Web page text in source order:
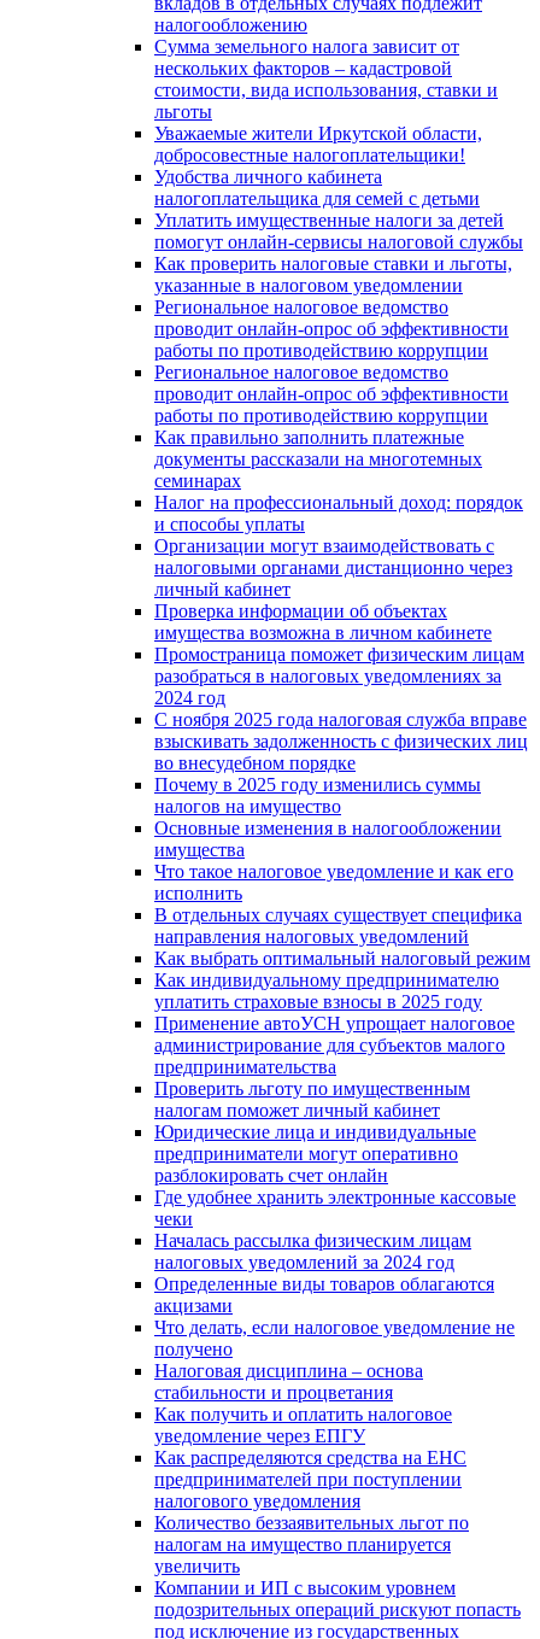
налогообложению
Сумма земельного налога зависит от
нескольких факторов – кадастровой
стоимости, вида использования, ставки и
льготы
Уважаемые жители Иркутской области,
добросовестные налогоплательщики!
Удобства личного кабинета
налогоплательщика для семей с детьми
Уплатить имущественные налоги за детей
помогут онлайн-сервисы налоговой службы
Как проверить налоговые ставки и льготы,
указанные в налоговом уведомлении
Региональное налоговое ведомство
проводит онлайн-опрос об эффективности
работы по противодействию коррупции
Региональное налоговое ведомство
проводит онлайн-опрос об эффективности
работы по противодействию коррупции
Как правильно заполнить платежные
документы рассказали на многотемных
семинарах
Налог на профессиональный доход: порядок
и способы уплаты
Организации могут взаимодействовать c
налоговыми органами дистанционно через
личный кабинет
Проверка информации об объектах
имущества возможна в личном кабинете
Промостраница поможет физическим лицам
разобраться в налоговых уведомлениях за
2024 год
С ноября 2025 года налоговая служба вправе
взыскивать задолженность с физических лиц
во внесудебном порядке
Почему в 2025 году изменились суммы
налогов на имущество
Основные изменения в налогообложении
имущества
Что такое налоговое уведомление и как его
исполнить
В отдельных случаях существует специфика
направления налоговых уведомлений
Как выбрать оптимальный налоговый режим
Как индивидуальному предпринимателю
уплатить страховые взносы в 2025 году
Применение автоУСН упрощает налоговое
администрирование для субъектов малого
предпринимательства
Проверить льготу по имущественным
налогам поможет личный кабинет
Юридические лица и индивидуальные
предприниматели могут оперативно
разблокировать счет онлайн
Где удобнее хранить электронные кассовые
чеки
Началась рассылка физическим лицам
налоговых уведомлений за 2024 год
Определенные виды товаров облагаются
акцизами
Что делать, если налоговое уведомление не
получено
Налоговая дисциплина – основа
стабильности и процветания
Как получить и оплатить налоговое
уведомление через ЕПГУ
Как распределяются средства на ЕНС
предпринимателей при поступлении
налогового уведомления
Количество беззаявительных льгот по
налогам на имущество планируется
увеличить
Компании и ИП с высоким уровнем
подозрительных операций рискуют попасть
под исключение из государственных